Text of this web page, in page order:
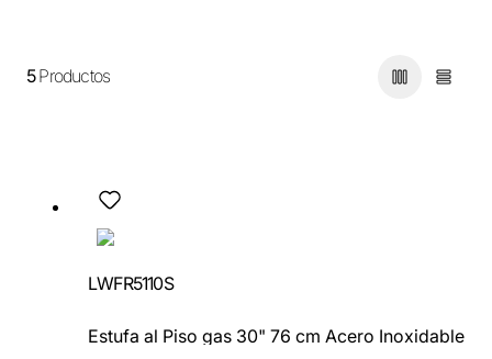
5Productos
LWFR5110S
Estufa al Piso gas 30" 76 cm Acero Inoxidable